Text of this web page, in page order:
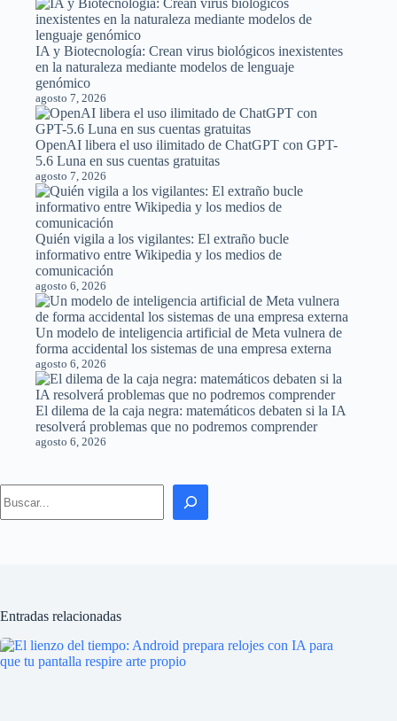
IA y Biotecnología: Crean virus biológicos inexistentes
en la naturaleza mediante modelos de lenguaje
genómico
agosto 7, 2026
OpenAI libera el uso ilimitado de ChatGPT con GPT-
5.6 Luna en sus cuentas gratuitas
agosto 7, 2026
Quién vigila a los vigilantes: El extraño bucle
informativo entre Wikipedia y los medios de
comunicación
agosto 6, 2026
Un modelo de inteligencia artificial de Meta vulnera de
forma accidental los sistemas de una empresa externa
agosto 6, 2026
El dilema de la caja negra: matemáticos debaten si la IA
resolverá problemas que no podremos comprender
agosto 6, 2026
Entradas relacionadas